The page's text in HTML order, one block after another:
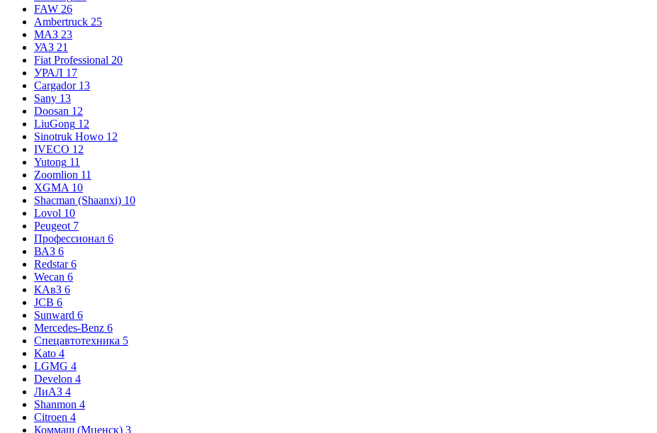
FAW 26
Ambertruck 25
МАЗ 23
УАЗ 21
Fiat Professional 20
УРАЛ 17
Cargador 13
Sany 13
Doosan 12
LiuGong 12
Sinotruk Howo 12
IVECO 12
Yutong 11
Zoomlion 11
XGMA 10
Shacman (Shaanxi) 10
Lovol 10
Peugeot 7
Профессионал 6
ВАЗ 6
Redstar 6
Wecan 6
КАвЗ 6
JCB 6
Sunward 6
Mercedes-Benz 6
Спецавтотехника 5
Kato 4
LGMG 4
Develon 4
ЛиАЗ 4
Shanmon 4
Citroen 4
Коммаш (Мценск) 3